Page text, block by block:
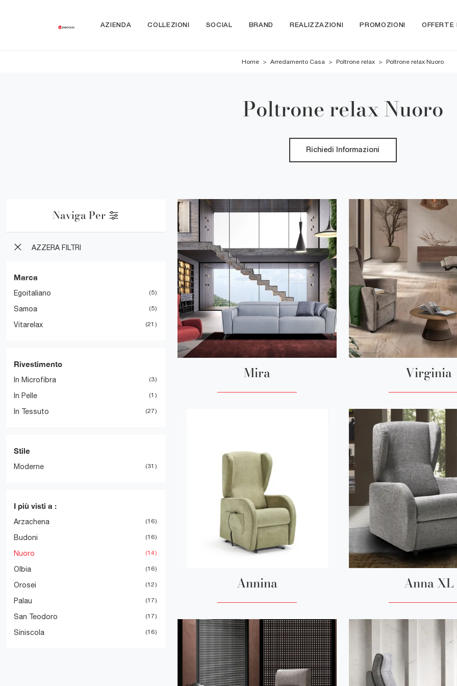
AZIENDA COLLEZIONI SOCIAL BRAND REALIZZAZIONI PROMOZIONI OFFERTE
Home > Arredamento Casa > Poltrone relax > Poltrone relax Nuoro
Poltrone relax Nuoro
Richiedi Informazioni
Naviga Per
AZZERA FILTRI
Marca
Egoitaliano 5
Samoa 5
Vitarelax 21
Rivestimento
In Microfibra 3
In Pelle 1
In Tessuto 27
Stile
Moderne 31
I più visti a :
Arzachena 16
Budoni 16
Nuoro 14
Olbia 16
Orosei 12
Palau 17
San Teodoro 17
Siniscola 16
Mira Virginia
Annina Anna XL